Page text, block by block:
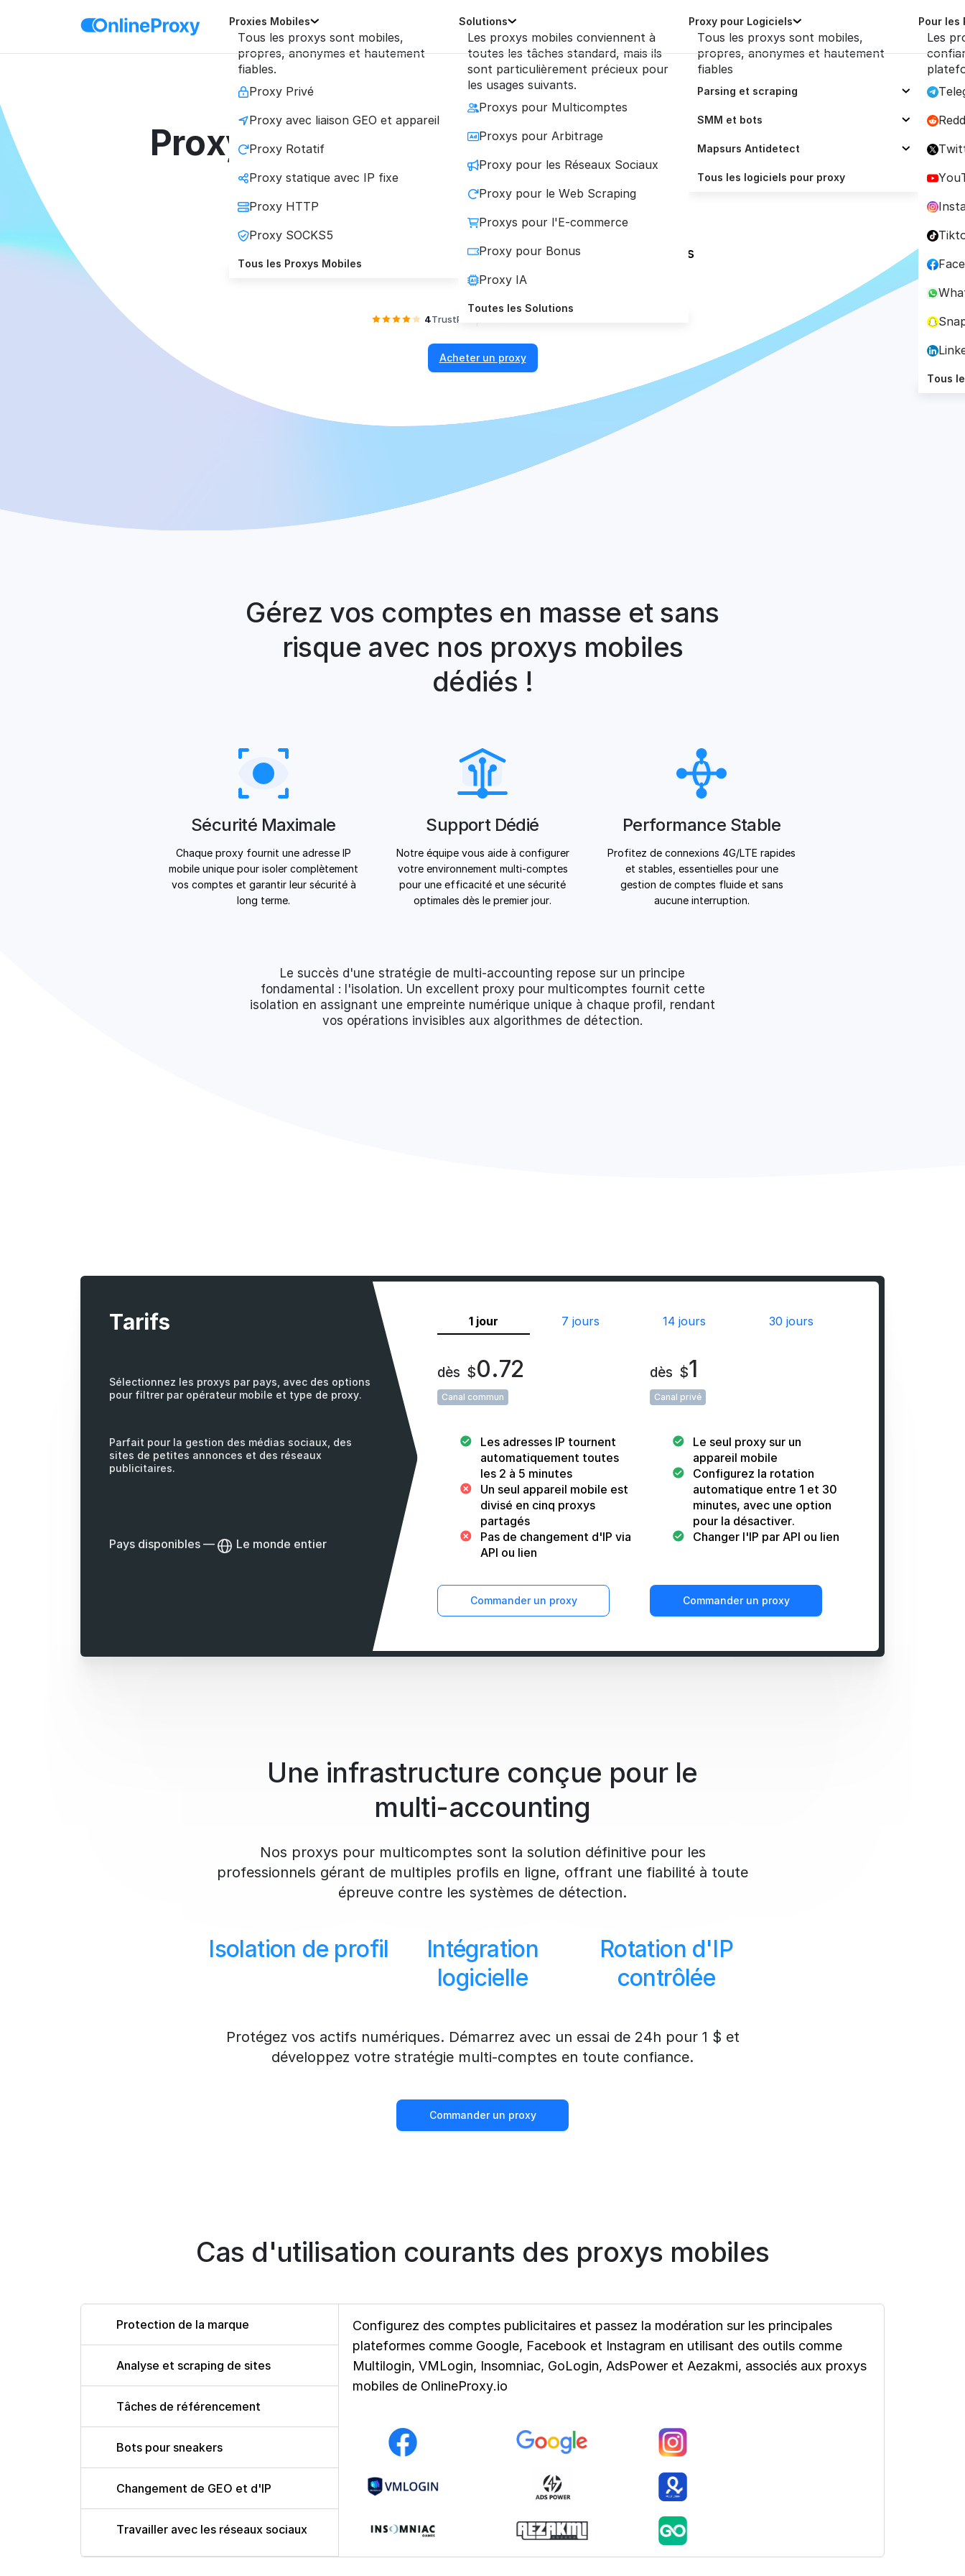
Proxies Mobiles
Tous les proxys sont mobiles,
propres, anonymes et hautement
fiables.
Proxy Privé
Proxy avec liaison GEO et appareil
Proxy Rotatif
Proxy statique avec IP fixe
Proxy HTTP
Proxy SOCKS5
Tous les Proxys Mobiles
Solutions
Les proxys mobiles conviennent à
toutes les tâches standard, mais ils
sont particulièrement précieux pour
les usages suivants.
Proxys pour Multicomptes
Proxys pour Arbitrage
Proxy pour les Réseaux Sociaux
Proxy pour le Web Scraping
Proxys pour l'E-commerce
Proxy pour Bonus
Proxy IA
Toutes les Solutions
Proxy pour Logiciels
Tous les proxys sont mobiles,
propres, anonymes et hautement
fiables
Parsing et scraping
Selenium
Scrapy
Octoparse
SMM et bots
Zennoposter
Socinator
Mapsurs Antidetect
Proxy pour Dolphin
Proxy pour Incogniton
Tous les logiciels pour proxy
Pour les
Les
Tous
Proxys pour Multicomptes : La Clé d'une
Gestion Sécurisée
Utilisez une adresse IP mobile unique et fiable pour chaque
profil afin d'éviter les détections, les liens entre comptes et les
bannissements.
4TrustPilot
Acheter un proxy
Gérez vos comptes en masse et sans
risque avec nos proxys mobiles
dédiés !
Sécurité Maximale
Chaque proxy fournit une adresse IP
mobile unique pour isoler complètement
vos comptes et garantir leur sécurité à
long terme.
Support Dédié
Notre équipe vous aide à configurer
votre environnement multi-comptes
pour une efficacité et une sécurité
optimales dès le premier jour.
Performance Stable
Profitez de connexions 4G/LTE rapides
et stables, essentielles pour une
gestion de comptes fluide et sans
aucune interruption.
Le succès d'une stratégie de multi-accounting repose sur un principe
fondamental : l'isolation. Un excellent proxy pour multicomptes fournit cette
isolation en assignant une empreinte numérique unique à chaque profil, rendant
vos opérations invisibles aux algorithmes de détection.
Tarifs
Sélectionnez les proxys par pays, avec des options
pour filtrer par opérateur mobile et type de proxy.
Parfait pour la gestion des médias sociaux, des
sites de petites annonces et des réseaux
publicitaires.
Pays disponibles — Le monde entier
1 jour 7 jours 14 jours 30 jours
dès $0.72
Canal commun
Les adresses IP tournent
automatiquement toutes
les 2 à 5 minutes
Un seul appareil mobile est
divisé en cinq proxys
partagés
Pas de changement d'IP via
API ou lien
Commander un proxy
dès $1
Canal privé
Le seul proxy sur un
appareil mobile
Configurez la rotation
automatique entre 1 et 30
minutes, avec une option
pour la désactiver.
Changer l'IP par API ou lien
Commander un proxy
Une infrastructure conçue pour le
multi-accounting
Nos proxys pour multicomptes sont la solution définitive pour les
professionnels gérant de multiples profils en ligne, offrant une fiabilité à toute
épreuve contre les systèmes de détection.
Isolation de profil
Intégration
logicielle
Rotation d'IP
contrôlée
Protégez vos actifs numériques. Démarrez avec un essai de 24h pour 1 $ et
développez votre stratégie multi-comptes en toute confiance.
Commander un proxy
Cas d'utilisation courants des proxys mobiles
Protection de la marque
Analyse et scraping de sites
Tâches de référencement
Bots pour sneakers
Changement de GEO et d'IP
Travailler avec les réseaux sociaux
Configurez des comptes publicitaires et passez la modération sur les principales
plateformes comme Google, Facebook et Instagram en utilisant des outils comme
Multilogin, VMLogin, Insomniac, GoLogin, AdsPower et Aezakmi, associés aux proxys
mobiles de OnlineProxy.io